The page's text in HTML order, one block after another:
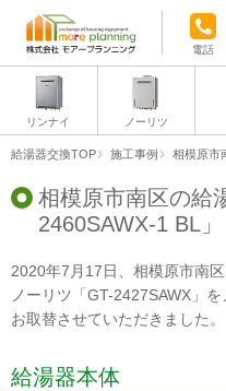
電話
リンナイ ノーリツ
給湯器交換TOP 施工事例 相模原市
相模原市南区の給
2460SAWX-1 BL」
2020年7月17日、相模原市南
ノーリツ「GT-2427SAWX」
お取替させていただきました。
給湯器本体